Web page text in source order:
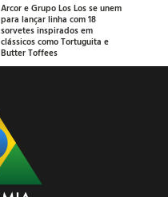
Arcor e Grupo Los Los se unem
para lançar linha com 18
sorvetes inspirados em
clássicos como Tortuguita e
Butter Toffees